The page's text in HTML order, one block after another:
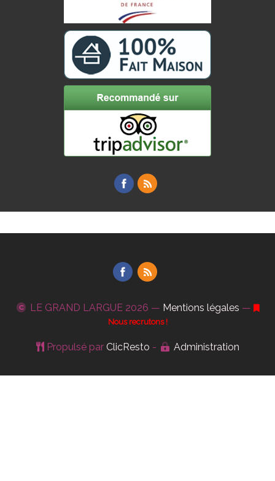
LE GRAND LARGUE 2026 — Mentions légales —
Nous recrutons !
Propulsé par ClicResto - Administration